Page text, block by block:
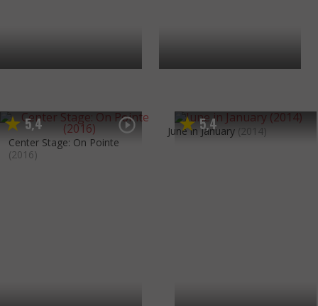
5,4
Center Stage: On Pointe
(2016)
5,4
June in January (2014)